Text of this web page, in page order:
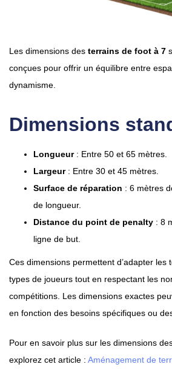
Les dimensions des terrains de foot à 7
conçues pour offrir un équilibre entre
dynamisme.
Dimensions
Longueur: Entre 50 et 65 mètres.
Largeur: Entre 30 et 45 mètres.
Surface de réparation : 6 mètres
de longueur.
Distance du point de penalty : 8
ligne de but.
Ces dimensions permettent d’adapter les
types de joueurs tout en respectant les
compétitions. Les dimensions exactes
en fonction des besoins spécifiques ou
Pour en savoir plus sur les dimensions
explorez cet article : Aménagement de